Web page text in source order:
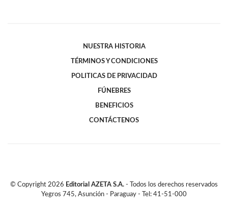
NUESTRA HISTORIA
TÉRMINOS Y CONDICIONES
POLITICAS DE PRIVACIDAD
FÚNEBRES
BENEFICIOS
CONTÁCTENOS
© Copyright 2026 Editorial AZETA S.A. - Todos los derechos reservados
Yegros 745, Asunción - Paraguay - Tel: 41-51-000